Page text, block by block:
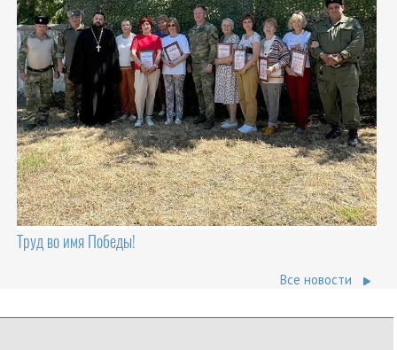
Труд во имя Победы!
Все новости